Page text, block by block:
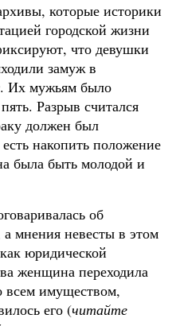
которые историки
городской жизни
что девушки
замуж в
Их мужьям было
Разрыв считался
должен был
накопить положение
была быть молодой и
об
а мнения невесты в этом
юридической
женщина переходила
всем имуществом,
его (читайте